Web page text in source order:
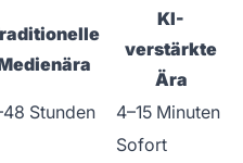
KI-
verstärkte
Ära
Stunden 4–15 Minuten
Sofort